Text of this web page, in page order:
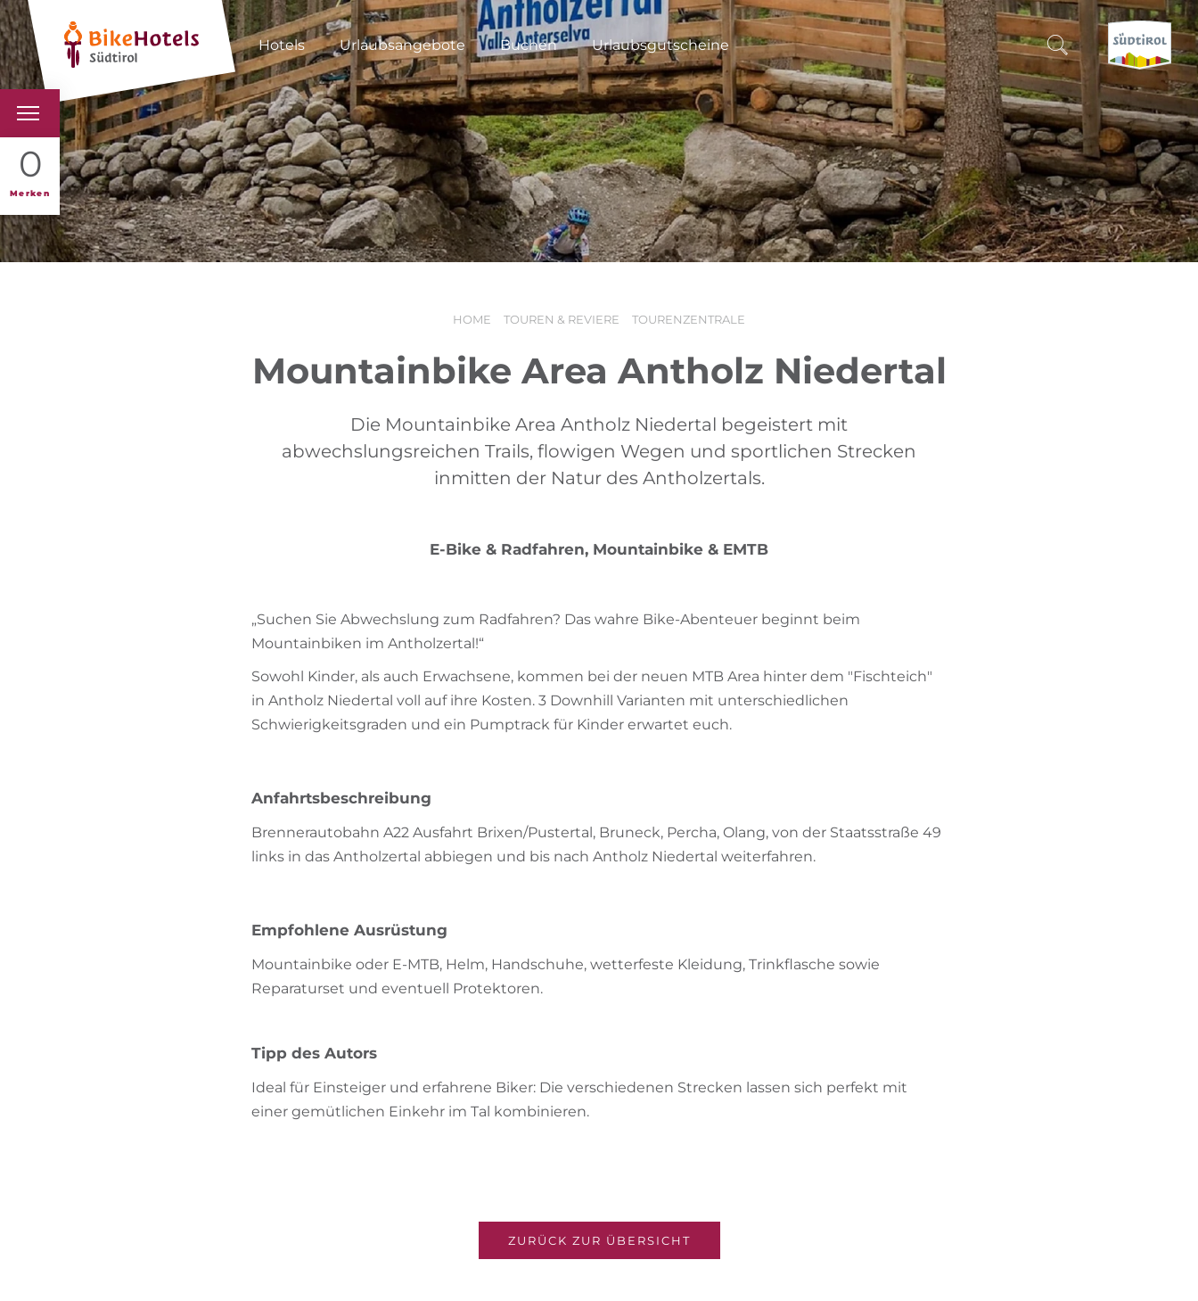
Hotels Urlaubsangebote Buchen Urlaubsgutscheine
0
Merken
BIKEHOTELS
HOTELS & PAKETE
TOUREN & REVIERE
SUCHEN & BUCHEN
ENTDECKE SÜDTIROL
WANN?
-
HOME TOUREN & REVIERE TOURENZENTRALE
Mountainbike Area Antholz Niedertal
Die Mountainbike Area Antholz Niedertal begeistert mit
abwechslungsreichen Trails, flowigen Wegen und sportlichen Strecken
inmitten der Natur des Antholzertals.
E-Bike & Radfahren, Mountainbike & EMTB
„Suchen Sie Abwechslung zum Radfahren? Das wahre Bike-Abenteuer beginnt beim
Mountainbiken im Antholzertal!“
Sowohl Kinder, als auch Erwachsene, kommen bei der neuen MTB Area hinter dem "Fischteich"
in Antholz Niedertal voll auf ihre Kosten. 3 Downhill Varianten mit unterschiedlichen
Schwierigkeitsgraden und ein Pumptrack für Kinder erwartet euch.
Anfahrtsbeschreibung
Brennerautobahn A22 Ausfahrt Brixen/Pustertal, Bruneck, Percha, Olang, von der Staatsstraße 49
links in das Antholzertal abbiegen und bis nach Antholz Niedertal weiterfahren.
Empfohlene Ausrüstung
Mountainbike oder E-MTB, Helm, Handschuhe, wetterfeste Kleidung, Trinkflasche sowie
Reparaturset und eventuell Protektoren.
Tipp des Autors
Ideal für Einsteiger und erfahrene Biker: Die verschiedenen Strecken lassen sich perfekt mit
einer gemütlichen Einkehr im Tal kombinieren.
ZURÜCK ZUR ÜBERSICHT